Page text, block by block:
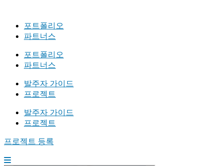
포트폴리오
파트너스
포트폴리오
파트너스
발주자 가이드
프로젝트
발주자 가이드
프로젝트
프로젝트 등록